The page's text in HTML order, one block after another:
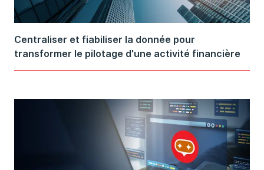
Centraliser et fiabiliser la donnée pour
transformer le pilotage d'une activité financière